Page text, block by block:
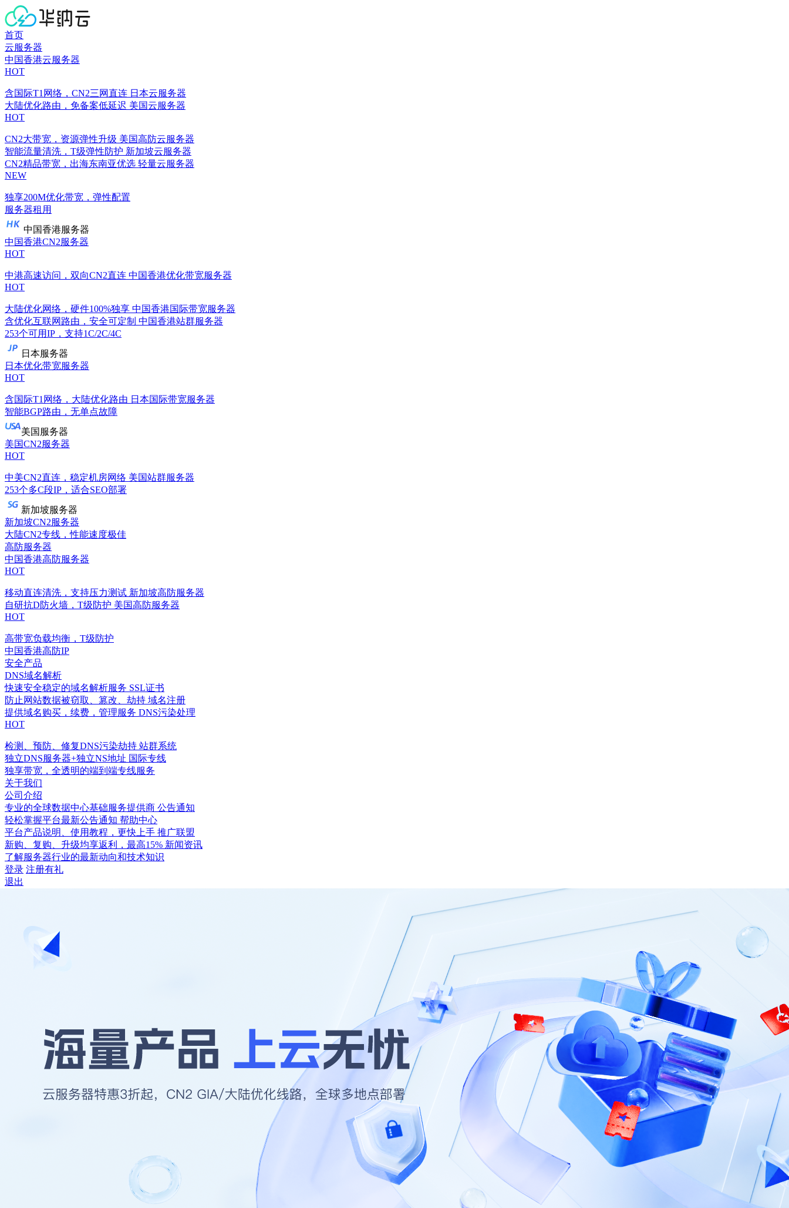
首页
云服务器
中国香港云服务器
HOT
含国际T1网络，CN2三网直连 日本云服务器
大陆优化路由，免备案低延迟 美国云服务器
HOT
CN2大带宽，资源弹性升级 美国高防云服务器
智能流量清洗，T级弹性防护 新加坡云服务器
CN2精品带宽，出海东南亚优选 轻量云服务器
NEW
独享200M优化带宽，弹性配置
服务器租用
中国香港服务器
中国香港CN2服务器
HOT
中港高速访问，双向CN2直连 中国香港优化带宽服务器
HOT
大陆优化网络，硬件100%独享 中国香港国际带宽服务器
含优化互联网路由，安全可定制 中国香港站群服务器
253个可用IP，支持1C/2C/4C
日本服务器
日本优化带宽服务器
HOT
含国际T1网络，大陆优化路由 日本国际带宽服务器
智能BGP路由，无单点故障
美国服务器
美国CN2服务器
HOT
中美CN2直连，稳定机房网络 美国站群服务器
253个多C段IP，适合SEO部署
新加坡服务器
新加坡CN2服务器
大陆CN2专线，性能速度极佳
高防服务器
中国香港高防服务器
HOT
移动直连清洗，支持压力测试 新加坡高防服务器
自研抗D防火墙，T级防护 美国高防服务器
HOT
高带宽负载均衡，T级防护
中国香港高防IP
安全产品
DNS域名解析
快速安全稳定的域名解析服务 SSL证书
防止网站数据被窃取、篡改、劫持 域名注册
提供域名购买，续费，管理服务 DNS污染处理
HOT
检测、预防、修复DNS污染劫持 站群系统
独立DNS服务器+独立NS地址 国际专线
独享带宽，全透明的端到端专线服务
关于我们
公司介绍
专业的全球数据中心基础服务提供商 公告通知
轻松掌握平台最新公告通知 帮助中心
平台产品说明、使用教程，更快上手 推广联盟
新购、复购、升级均享返利，最高15% 新闻资讯
了解服务器行业的最新动向和技术知识
登录 注册有礼
退出